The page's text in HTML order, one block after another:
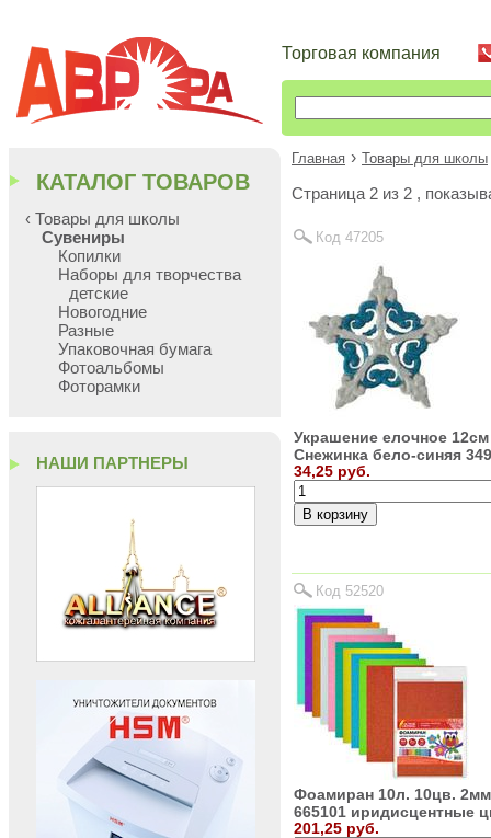
Торговая компания
Главная › Товары для школы
Cтраница 2 из 2 ,
Код 47205
Украшение елочное 12см
Снежинка бело-синяя
34,25 руб.
Код 52520
Фоамиран 10л. 10цв. 2мм
665101 иридисцентные
201,25 руб.
КАТАЛОГ ТОВАРОВ
‹ Товары для школы
Сувениры
Копилки
Наборы для творчества
детские
Новогодние
Разные
Упаковочная бумага
Фотоальбомы
Фоторамки
НАШИ ПАРТНЕРЫ